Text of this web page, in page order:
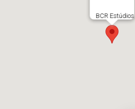
BCR Estúdios